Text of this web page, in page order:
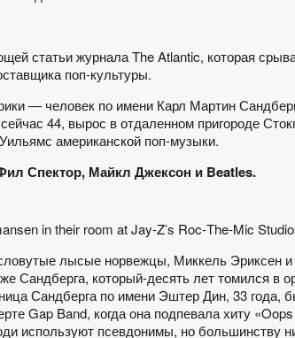
статьи журнала The Atlantic, которая
поп-культуры.
— человек по имени Карл Мартин
44, вырос в отдаленном пригороде
американской поп-музыки.
Спектор, Майкл Джексон и Beatles.
in their room at Jay‑Z’s Roc‑The‑Mic
лысые норвежцы, Миккель Эриксен и
Сандберга, который-десять лет томился в
Сандберга по имени Эштер Дин, 33
Gap Band, когда она подпевала хиту
используют псевдонимы, но большинству